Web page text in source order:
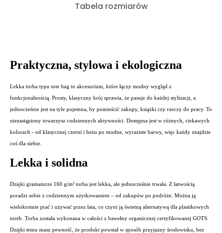
Tabela rozmiarów
Praktyczna, stylowa i ekologiczna
Lekka torba typu tote bag to akcesorium, które łączy modny wygląd z
funkcjonalnością. Prosty, klasyczny krój sprawia, że pasuje do każdej stylizacji, a
jednocześnie jest na tyle pojemna, by pomieścić zakupy, książki czy rzeczy do pracy. To
niezastąpiony towarzysz codziennych aktywności. Dostępna jest w różnych, ciekawych
kolorach - od klasycznej czerni i beżu po modne, wyraziste barwy, więc każdy znajdzie
coś dla siebie.
Lekka i solidna
Dzięki gramaturze 160 g/m² torba jest lekka, ale jednocześnie trwała. Z łatwością
poradzi sobie z codziennym użytkowaniem – od zakupów po podróże. Można ją
wielokrotnie prać i używać przez lata, co czyni ją świetną alternatywą dla plastikowych
toreb. Torba została wykonana w całości z bawełny organicznej certyfikowanej GOTS.
Dzięki temu masz pewność, że produkt powstał w sposób przyjazny środowisku, bez